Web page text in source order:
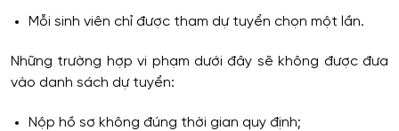
Mỗi sinh viên chỉ được tham dự tuyển chọn một lần.
Những trường hợp vi phạm dưới đây sẽ không được đưa
vào danh sách dự tuyển:
Nộp hồ sơ không đúng thời gian quy định;